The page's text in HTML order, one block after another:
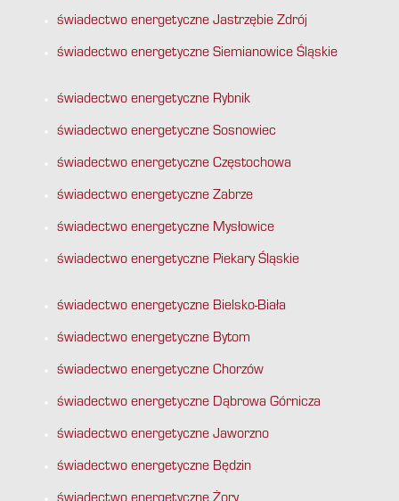
świadectwo energetyczne Jastrzębie Zdrój
świadectwo energetyczne Siemianowice Śląskie
świadectwo energetyczne Rybnik
świadectwo energetyczne Sosnowiec
świadectwo energetyczne Częstochowa
świadectwo energetyczne Zabrze
świadectwo energetyczne Mysłowice
świadectwo energetyczne Piekary Śląskie
świadectwo energetyczne Bielsko-Biała
świadectwo energetyczne Bytom
świadectwo energetyczne Chorzów
świadectwo energetyczne Dąbrowa Górnicza
świadectwo energetyczne Jaworzno
świadectwo energetyczne Będzin